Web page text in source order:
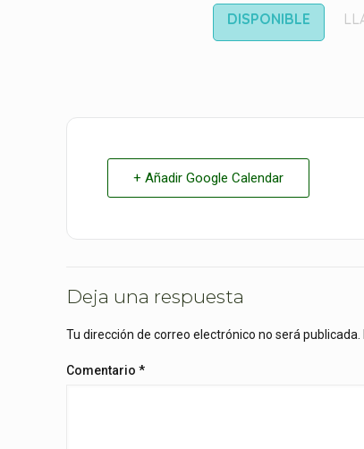
+ Añadir Google Calendar
Deja una respuesta
Tu dirección de correo electrónico no será publicada.
Comentario *